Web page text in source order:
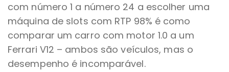
com número 1 a número 24 a escolher uma
máquina de slots com RTP 98% é como
comparar um carro com motor 1.0 a um
Ferrari V12 – ambos são veículos, mas o
desempenho é incomparável.